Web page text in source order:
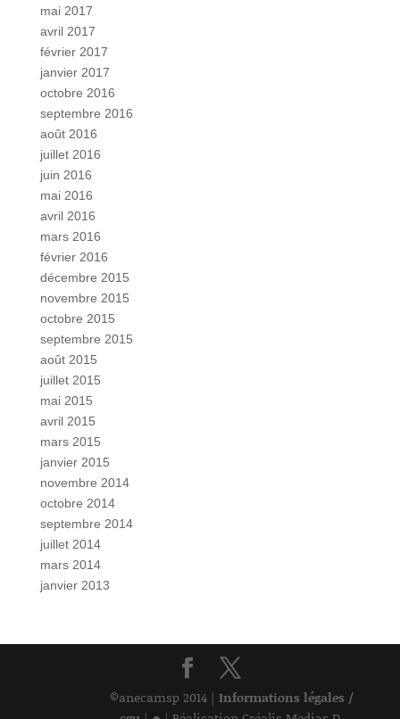
mai 2017
avril 2017
février 2017
janvier 2017
octobre 2016
septembre 2016
août 2016
juillet 2016
juin 2016
mai 2016
avril 2016
mars 2016
février 2016
décembre 2015
novembre 2015
octobre 2015
septembre 2015
août 2015
juillet 2015
mai 2015
avril 2015
mars 2015
janvier 2015
novembre 2014
octobre 2014
septembre 2014
juillet 2014
mars 2014
janvier 2013
©anecamsp 2014 |Informations légales /